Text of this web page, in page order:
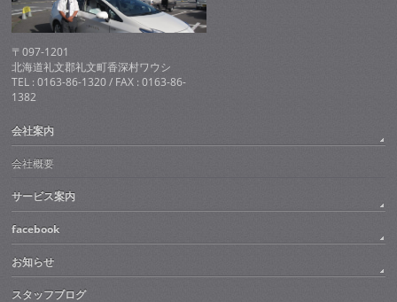
〒097-1201
北海道礼文郡礼文町香深村ワウシ
TEL : 0163-86-1320 / FAX : 0163-86-
1382
会社案内
会社概要
サービス案内
facebook
お知らせ
スタッフブログ